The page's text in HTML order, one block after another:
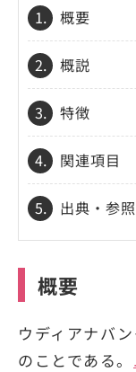
1. 概要
2. 概説
3. 特徴
4. 関連項目
5. 出典・参
概要
ウディアナバ
のことである。